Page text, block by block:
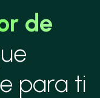
de
para ti